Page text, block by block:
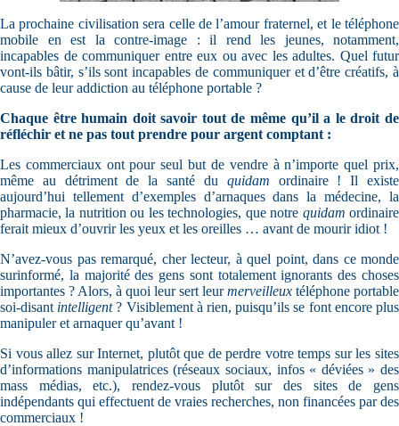
La prochaine civilisation sera celle de l’amour fraternel, et le téléphone
mobile en est la contre-image : il rend les jeunes, notamment,
incapables de communiquer entre eux ou avec les adultes. Quel futur
vont-ils bâtir, s’ils sont incapables de communiquer et d’être créatifs, à
cause de leur addiction au téléphone portable ?
Chaque être humain doit savoir tout de même qu’il a le droit de
réfléchir et ne pas tout prendre pour argent comptant :
Les commerciaux ont pour seul but de vendre à n’importe quel prix,
même au détriment de la santé du quidam ordinaire ! Il existe
aujourd’hui tellement d’exemples d’arnaques dans la médecine, la
pharmacie, la nutrition ou les technologies, que notre quidam ordinaire
ferait mieux d’ouvrir les yeux et les oreilles … avant de mourir idiot !
N’avez-vous pas remarqué, cher lecteur, à quel point, dans ce monde
surinformé, la majorité des gens sont totalement ignorants des choses
importantes ? Alors, à quoi leur sert leurmerveilleux téléphone portable
soi-disant intelligent? Visiblement à rien, puisqu’ils se font encore plus
manipuler et arnaquer qu’avant !
Si vous allez sur Internet, plutôt que de perdre votre temps sur les sites
d’informations manipulatrices (réseaux sociaux, infos « déviées » des
mass médias, etc.), rendez-vous plutôt sur des sites de gens
indépendants qui effectuent de vraies recherches, non financées par des
commerciaux !